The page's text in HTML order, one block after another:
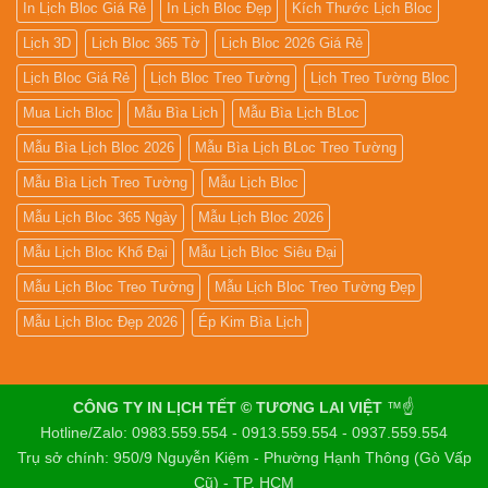
In Lịch Bloc Giá Rẻ In Lịch Bloc Đẹp Kích Thước Lịch Bloc
Lịch 3D Lịch Bloc 365 Tờ Lịch Bloc 2026 Giá Rẻ
Lịch Bloc Giá Rẻ Lịch Bloc Treo Tường Lịch Treo Tường Bloc
Mua Lich Bloc Mẫu Bìa Lịch Mẫu Bìa Lịch BLoc
Mẫu Bìa Lịch Bloc 2026 Mẫu Bìa Lịch BLoc Treo Tường
Mẫu Bìa Lịch Treo Tường Mẫu Lịch Bloc
Mẫu Lịch Bloc 365 Ngày Mẫu Lịch Bloc 2026
Mẫu Lịch Bloc Khổ Đại Mẫu Lịch Bloc Siêu Đại
Mẫu Lịch Bloc Treo Tường Mẫu Lịch Bloc Treo Tường Đẹp
Mẫu Lịch Bloc Đẹp 2026 Ép Kim Bìa Lịch
CÔNG TY IN LỊCH TẾT © TƯƠNG LAI VIỆT ™☝️
Hotline/Zalo: 0983.559.554 - 0913.559.554 - 0937.559.554
Trụ sở chính: 950/9 Nguyễn Kiệm - Phường Hạnh Thông (Gò Vấp
Cũ) - TP. HCM